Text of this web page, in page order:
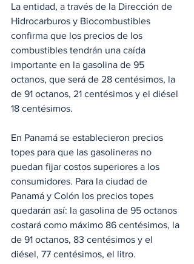
La entidad, a través de la Dirección de
Hidrocarburos y Biocombustibles
confirma que los precios de los
combustibles tendrán una caída
importante en la gasolina de 95
octanos, que será de 28 centésimos, la
de 91 octanos, 21 centésimos y el diésel
18 centésimos.
En Panamá se establecieron precios
topes para que las gasolineras no
puedan fijar costos superiores a los
consumidores. Para la ciudad de
Panamá y Colón los precios topes
quedarán así: la gasolina de 95 octanos
costará como máximo 86 centésimos, la
de 91 octanos, 83 centésimos y el
diésel, 77 centésimos, el litro.